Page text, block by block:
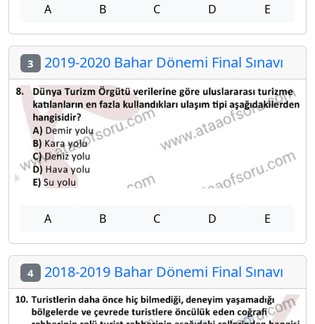
A B C D E
3 2019-2020 Bahar Dönemi Final Sınavı
A B C D E
4 2018-2019 Bahar Dönemi Final Sınavı